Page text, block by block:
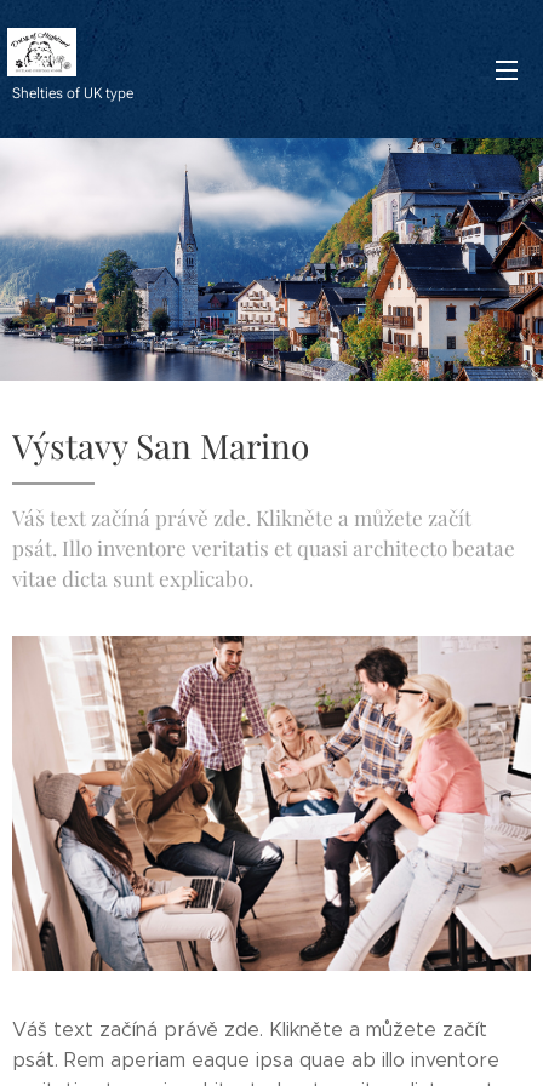
Shelties of UK type
Výstavy San Marino
Váš text začíná právě zde. Klikněte a můžete začít
psát. Illo inventore veritatis et quasi architecto beatae
vitae dicta sunt explicabo.
Váš text začíná právě zde. Klikněte a můžete začít
psát. Rem aperiam eaque ipsa quae ab illo inventore